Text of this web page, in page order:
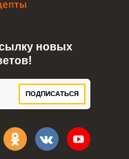
новых
ПОДПИСАТЬСЯ